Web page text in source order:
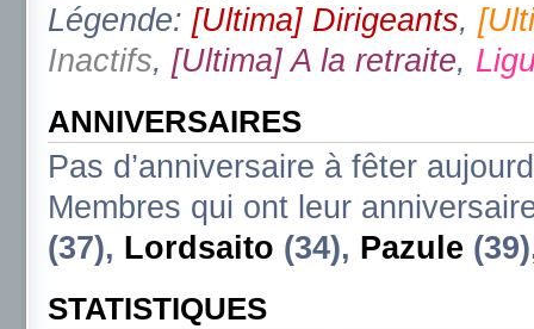
Légende: [Ultima] Dirigeants,
Inactifs, [Ultima] A la retraite,
ANNIVERSAIRES
Pas d’anniversaire à fêter
Membres qui ont leur
(37), Lordsaito (34), Pazule
STATISTIQUES